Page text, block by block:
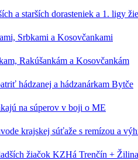
a starších dorasteniek a 1. ligy
Srbkami a Kosovčankami
Rakúšankám a Kosovčankám
hádzanej a hádzanárkam Bytče
na súperov v boji o ME
krajskej súťaže s remízou a
žiačok KZHá Trenčín + Žilina